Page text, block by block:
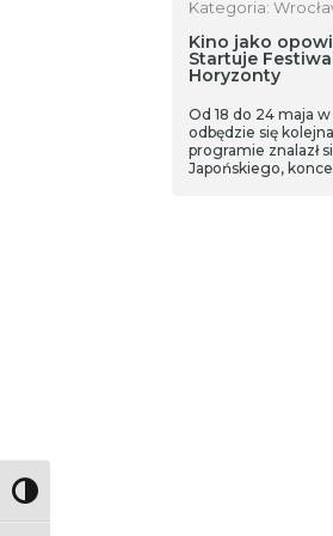
Toggle High Contrast
Kategoria:
Kino jako
Startuje
Horyzonty
Od 18 do 24 maja
odbędzie się
programie znalazł
Japońskiego,